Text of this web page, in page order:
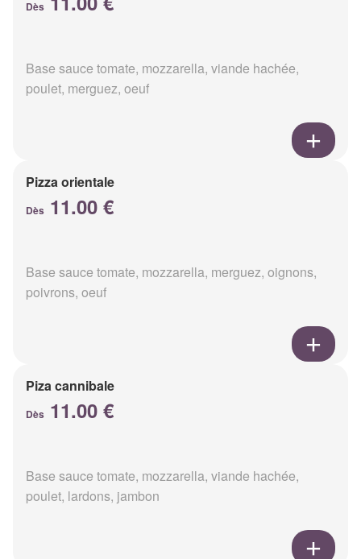
Dès
Base sauce tomate, mozzarella, viande hachée,
poulet, merguez, oeuf
Pizza orientale
Dès 11.00 €
Base sauce tomate, mozzarella, merguez, oignons,
poivrons, oeuf
Piza cannibale
Dès 11.00 €
Base sauce tomate, mozzarella, viande hachée,
poulet, lardons, jambon